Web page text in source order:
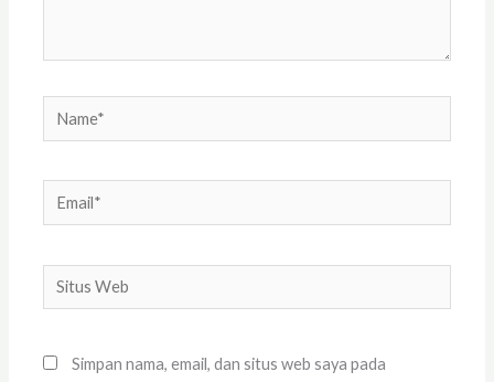
Name*
Email*
Situs
Web
Simpan nama, email, dan situs web saya pada